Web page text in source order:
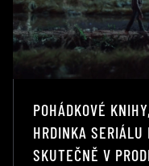
POHÁDKOVÉ
HRDINKA
SKUTEČNĚ V